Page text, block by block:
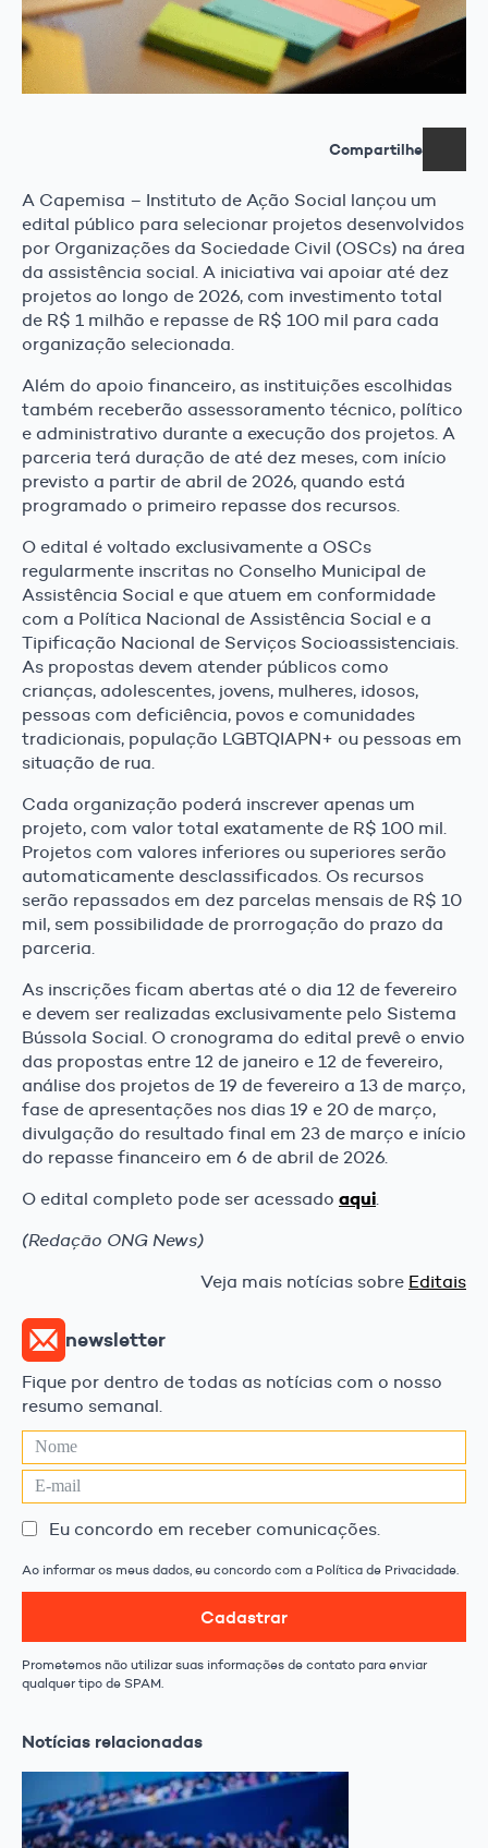
Compartilhe
A Capemisa – Instituto de Ação Social lançou um
edital público para selecionar projetos desenvolvidos
por Organizações da Sociedade Civil (OSCs) na área
da assistência social. A iniciativa vai apoiar até dez
projetos ao longo de 2026, com investimento total
de R$ 1 milhão e repasse de R$ 100 mil para cada
organização selecionada.
Além do apoio financeiro, as instituições escolhidas
também receberão assessoramento técnico, político
e administrativo durante a execução dos projetos. A
parceria terá duração de até dez meses, com início
previsto a partir de abril de 2026, quando está
programado o primeiro repasse dos recursos.
O edital é voltado exclusivamente a OSCs
regularmente inscritas no Conselho Municipal de
Assistência Social e que atuem em conformidade
com a Política Nacional de Assistência Social e a
Tipificação Nacional de Serviços Socioassistenciais.
As propostas devem atender públicos como
crianças, adolescentes, jovens, mulheres, idosos,
pessoas com deficiência, povos e comunidades
tradicionais, população LGBTQIAPN+ ou pessoas em
situação de rua.
Cada organização poderá inscrever apenas um
projeto, com valor total exatamente de R$ 100 mil.
Projetos com valores inferiores ou superiores serão
automaticamente desclassificados. Os recursos
serão repassados em dez parcelas mensais de R$ 10
mil, sem possibilidade de prorrogação do prazo da
parceria.
As inscrições ficam abertas até o dia 12 de fevereiro
e devem ser realizadas exclusivamente pelo Sistema
Bússola Social. O cronograma do edital prevê o envio
das propostas entre 12 de janeiro e 12 de fevereiro,
análise dos projetos de 19 de fevereiro a 13 de março,
fase de apresentações nos dias 19 e 20 de março,
divulgação do resultado final em 23 de março e início
do repasse financeiro em 6 de abril de 2026.
O edital completo pode ser acessado aqui
(Redação ONG News)
Veja mais notícias sobre Editais
newsletter
Fique por dentro de todas as notícias com o nosso
resumo semanal.
Eu concordo em receber comunicações.
Ao informar os meus dados, eu concordo com a Política de Privacidade.
Cadastrar
Prometemos não utilizar suas informações de contato para enviar
qualquer tipo de SPAM.
Notícias relacionadas